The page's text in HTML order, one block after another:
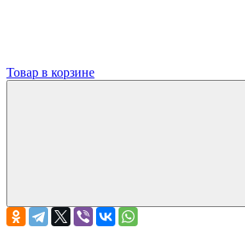
Товар в корзине